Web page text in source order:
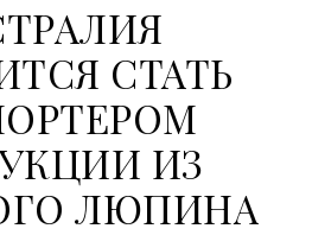
СТАТЬ
ИЗ
ЛЮПИНА